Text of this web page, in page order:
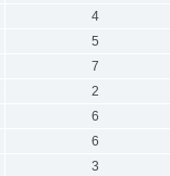
4
5
7
2
6
6
3